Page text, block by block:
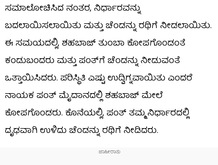
ಸಮಾಲೋಚಿಸಿದ ನಂತರ, ನಿರ್ಧಾರವನ್ನು
ಬದಲಾಯಿಸಲಾಯಿತು ಮತ್ತು ಚೆಂಡನ್ನು ರಥಿಗೆ ನೀಡಲಾಯಿತು.
ಈ ಸಮಯದಲ್ಲಿ, ಶಹಬಾಜ್ ತುಂಬಾ ಕೋಪಗೊಂಡಂತೆ
ಕಂಡುಬಂದರು ಮತ್ತು ಪಂತ್‌ಗೆ ಚೆಂಡನ್ನು ನೀಡುವಂತೆ
ಒತ್ತಾಯಿಸಿದರು. ಪರಿಸ್ಥಿತಿ ಎಷ್ಟು ಉದ್ವಿಗ್ನವಾಯಿತು ಎಂದರೆ
ನಾಯಕ ಪಂತ್ ಮೈದಾನದಲ್ಲಿ ಶಹಬಾಜ್‌ ಮೇಲೆ
ಕೋಪಗೊಂಡರು. ಕೊನೆಯಲ್ಲಿ, ಪಂತ್ ತಮ್ಮ ನಿರ್ಧಾರದಲ್ಲಿ
ದೃಢವಾಗಿ ಉಳಿದು ಚೆಂಡನ್ನು ರಥಿಗೆ ನೀಡಿದರು.